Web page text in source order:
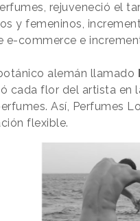
rejuveneció el
y femeninos,
e-commerce e
alemán llamado
cada flor del artista en
Así, Perfumes
flexible.